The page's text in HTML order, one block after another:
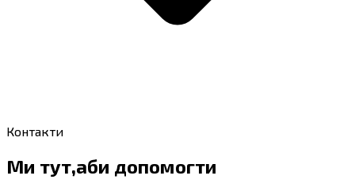
Контакти
Ми тут,аби допомогти